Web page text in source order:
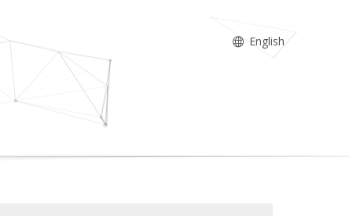
English